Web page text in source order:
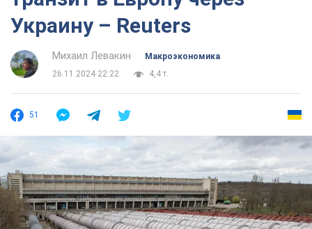
Украину – Reuters
Михаил Левакин
Mакроэкономика
26.11.2024 22:22
4,4 т.
51